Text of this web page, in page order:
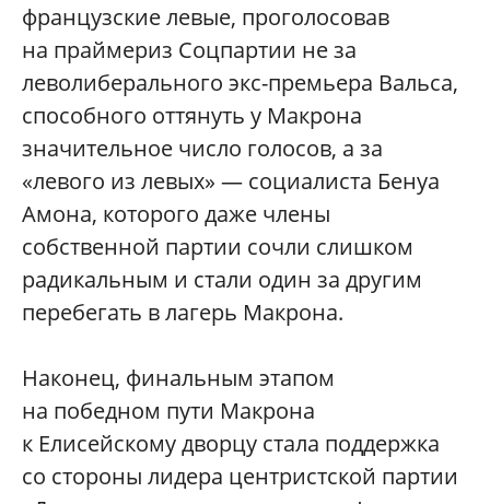
французские левые, проголосовав
на праймериз Соцпартии не за
леволиберального экс-премьера Вальса,
способного оттянуть у Макрона
значительное число голосов, а за
«левого из левых» — социалиста Бенуа
Амона, которого даже члены
собственной партии сочли слишком
радикальным и стали один за другим
перебегать в лагерь Макрона.
Наконец, финальным этапом
на победном пути Макрона
к Елисейскому дворцу стала поддержка
со стороны лидера центристской партии